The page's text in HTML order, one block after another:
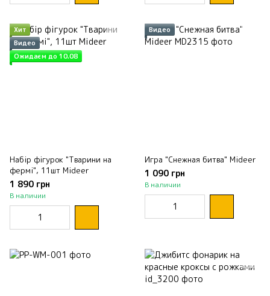
Хит
Видео
Ожидаєм до 10.08
Набір фігурок "Тварини на
фермі", 11шт Mideer
1 890 грн
В наличии
Видео
Игра "Снежная битва" Mideer
1 090 грн
В наличии